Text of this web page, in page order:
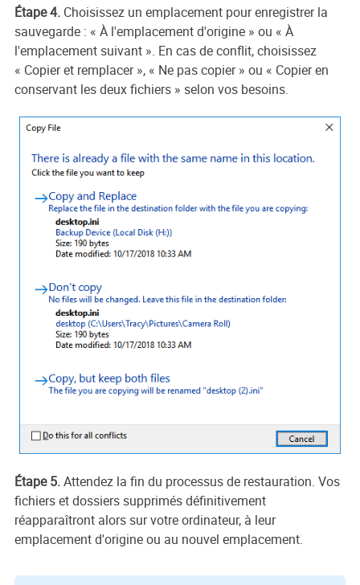
Étape 4.Choisissez un emplacement pour enregistrer la
sauvegarde : « À l'emplacement d'origine » ou « À
l'emplacement suivant ». En cas de conflit, choisissez
« Copier et remplacer », « Ne pas copier » ou « Copier en
conservant les deux fichiers » selon vos besoins.
Étape 5.Attendez la fin du processus de restauration. Vos
fichiers et dossiers supprimés définitivement
réapparaîtront alors sur votre ordinateur, à leur
emplacement d'origine ou au nouvel emplacement.